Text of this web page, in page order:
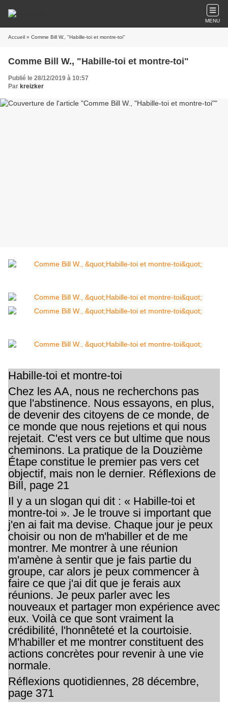
MENU
Accueil » Comme Bill W., "Habille-toi et montre-toi"
Comme Bill W., "Habille-toi et montre-toi"
Publié le 28/12/2019 à 10:57
Par kreizker
Habille-toi et montre-toi
Chez les AA, nous ne recherchons pas
que l'abstinence. Nous essayons, en plus,
de devenir des citoyens de ce monde, de
ce monde que nous rejetions et qui nous
rejetait. C'est vers ce but ultime que nous
cheminons. La pratique de la Douzième
Étape constitue le premier pas vers cet
objectif, mais non le dernier. Réflexions de
Bill, page 21
Il y a un slogan qui dit : « Habille-toi et
montre-toi ». Je le trouve si important que
j'en ai fait ma devise. Chaque jour je peux
choisir ou non de m'habiller et de me
montrer. Me montrer à une réunion
m'amène à sentir que je fais partie du
groupe, car alors je peux commencer à
faire ce que j'ai dit que je ferais aux
réunions. Je peux parler avec les
nouveaux et partager mon expérience avec
eux. Voilà ce que sont vraiment la
crédibilité, l'honnêteté et la courtoisie.
M'habiller et me montrer constituent des
actions concrètes pour revenir à une vie
normale.
Réflexions quotidiennes, 28 décembre,
page 371